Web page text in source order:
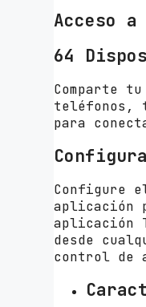
Acceso
64
Comparte
teléfonos,
para
Configure
aplicación
aplicación
desde
control de